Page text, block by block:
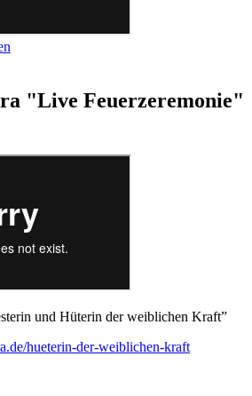
"Live Feuerzeremonie"
und Hüterin der weiblichen Kraft”
hueterin-der-weiblichen-kraft